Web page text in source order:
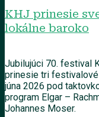
KHJ prinesie
lokálne baroko
Jubilujúci 70. festival
prinesie tri festivalové
júna 2026 pod
program Elgar –
Johannes Moser.